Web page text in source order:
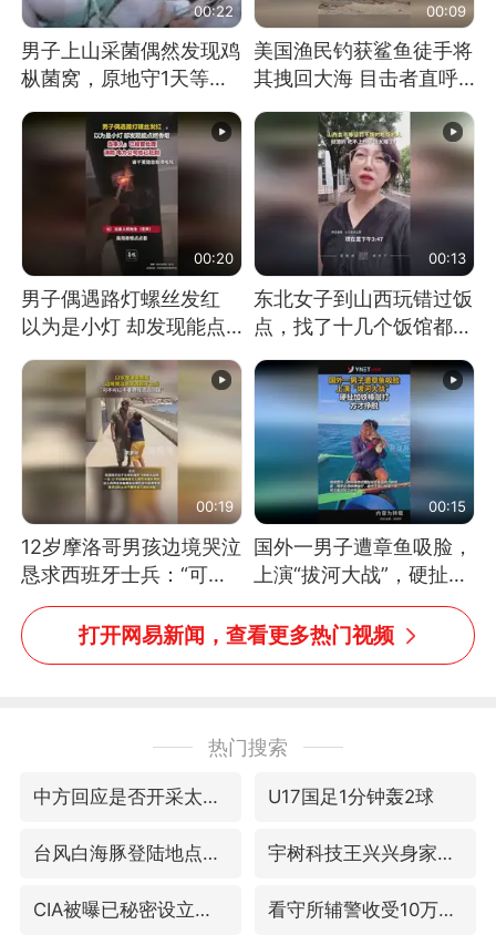
00:22
男子上山采菌偶然发现鸡
枞菌窝，原地守1天等它
00:09
美国渔民钓获鲨鱼徒手将
其拽回大海 目击者直呼
消息）
00:20
男子偶遇路灯螺丝发红
以为是小灯 却发现能点
处理
00:13
东北女子到山西玩错过饭
点，找了十几个饭馆都没
00:19
12岁摩洛哥男孩边境哭泣
恳求西班牙士兵：“可不
可以不要把我遣返回国”
00:15
国外一男子遭章鱼吸脸，
上演“拔河大战”，硬扯加
铁棒敲打方才挣脱
打开网易新闻，查看更多热门视频
热门搜索
中方回应是否开采太平洋海底稀土资源 U17国足1分钟轰2球
台风白海豚登陆地点更新 宇树科技王兴兴身家有望超200亿元
CIA被曝已秘密设立古巴工作组 看守所辅警收受10万获刑1年